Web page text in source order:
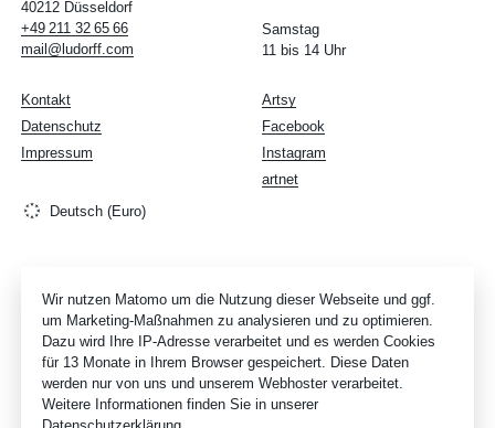
40212 Düsseldorf
+49 211 32 65 66
mail@ludorff.com
Samstag
11 bis 14 Uhr
Artsy
Facebook
Instagram
artnet
Kontakt
Datenschutz
Impressum
Deutsch (Euro)
Wir nutzen Matomo um die Nutzung dieser Webseite und ggf.
um Marketing-Maßnahmen zu analysieren und zu optimieren.
Dazu wird Ihre IP-Adresse verarbeitet und es werden Cookies
für 13 Monate in Ihrem Browser gespeichert. Diese Daten
werden nur von uns und unserem Webhoster verarbeitet.
Weitere Informationen finden Sie in unserer
Datenschutzerklärung